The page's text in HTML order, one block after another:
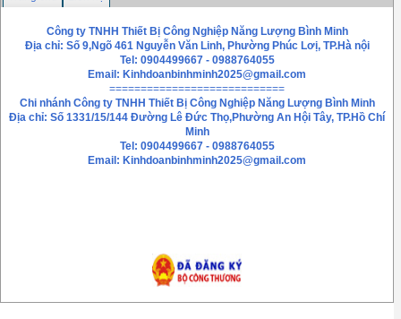
Công ty TNHH Thiết Bị Công Nghiệp Năng Lượng Bình Minh
Địa chỉ: Số 9,Ngõ 461 Nguyễn Văn Linh, Phường Phúc Lơị, TP.Hà nội
Tel: 0904499667 - 0988764055
Email: Kinhdoanbinhminh2025@gmail.com
============================
Chi nhánh Công ty TNHH Thiết Bị Công Nghiệp Năng Lượng Bình Minh
Địa chỉ: Số 1331/15/144 Đường Lê Đức Thọ,Phường An Hội Tây, TP.Hồ Chí
Minh
Tel: 0904499667 - 0988764055
Email: Kinhdoanbinhminh2025@gmail.com